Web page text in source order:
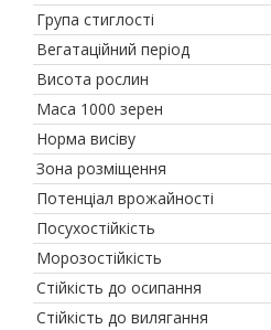
Група стиглості
Вегатаційний період
Висота рослин
Маса 1000 зерен
Норма висіву
Зона розміщення
Потенціал врожайності
Посухостійкість
Морозостійкість
Стійкість до осипання
Стійкість до вилягання